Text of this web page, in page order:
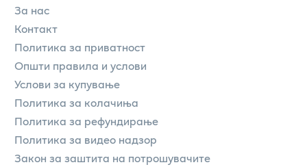
За нас
Контакт
Политика за приватност
Општи правила и услови
Услови за купување
Политика за колачиња
Политика за рефундирање
Политика за видео надзор
Закон за заштита на потрошувачите